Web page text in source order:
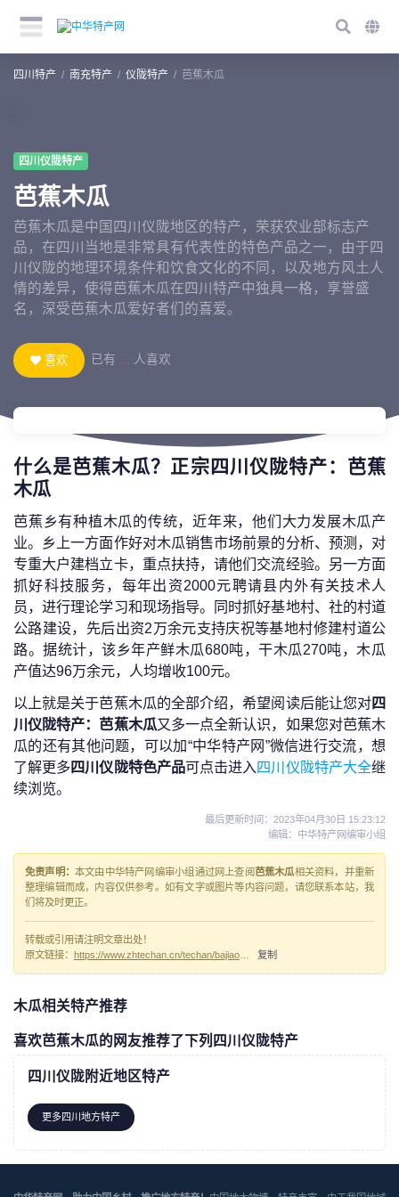
四川特产 南充特产 仪陇特产 芭蕉木瓜
四川仪陇特产
芭蕉木瓜
芭蕉木瓜是中国四川仪陇地区的特产，荣获农业部标志产
品，在四川当地是非常具有代表性的特色产品之一，由于四
川仪陇的地理环境条件和饮食文化的不同，以及地方风土人
情的差异，使得芭蕉木瓜在四川特产中独具一格，享誉盛
名，深受芭蕉木瓜爱好者们的喜爱。
喜欢 已有 人喜欢
什么是芭蕉木瓜？正宗四川仪陇特产：芭蕉
木瓜
芭蕉乡有种植木瓜的传统，近年来，他们大力发展木瓜产
业。乡上一方面作好对木瓜销售市场前景的分析、预测，对
专重大户建档立卡，重点扶持，请他们交流经验。另一方面
抓好科技服务，每年出资2000元聘请县内外有关技术人
员，进行理论学习和现场指导。同时抓好基地村、社的村道
公路建设，先后出资2万余元支持庆祝等基地村修建村道公
路。据统计，该乡年产鲜木瓜680吨，干木瓜270吨，木瓜
产值达96万余元，人均增收100元。
以上就是关于芭蕉木瓜的全部介绍，希望阅读后能让您对四
川仪陇特产：芭蕉木瓜又多一点全新认识，如果您对芭蕉木
瓜的还有其他问题，可以加“中华特产网”微信进行交流，想
了解更多四川仪陇特色产品可点击进入四川仪陇特产大全继
续浏览。
最后更新时间： 2023年04月30日 15:23:12
编辑：中华特产网编审小组
免责声明：本文由中华特产网编审小组通过网上查阅芭蕉木瓜相关资料，并重新
整理编辑而成，内容仅供参考。如有文字或图片等内容问题，请您联系本站，我
们将及时更正。
转载或引用请注明文章出处！
原文链接：
复制
木瓜相关特产推荐
喜欢芭蕉木瓜的网友推荐了下列四川仪陇特产
四川仪陇附近地区特产
更多四川地方特产